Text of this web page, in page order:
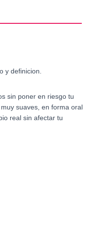
y definicion.
sin poner en riesgo tu
suaves, en forma oral
real sin afectar tu